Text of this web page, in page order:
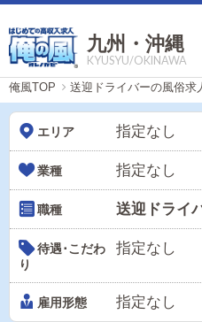
九州・沖
九州・沖縄
KYUSYU/OKINAWA
俺風TOP 送迎ドライバーの風俗求
エリア 指定なし
業種 指定なし
職種 送迎ドライ
待遇･こだわ
り
指定なし
雇用形態 指定なし